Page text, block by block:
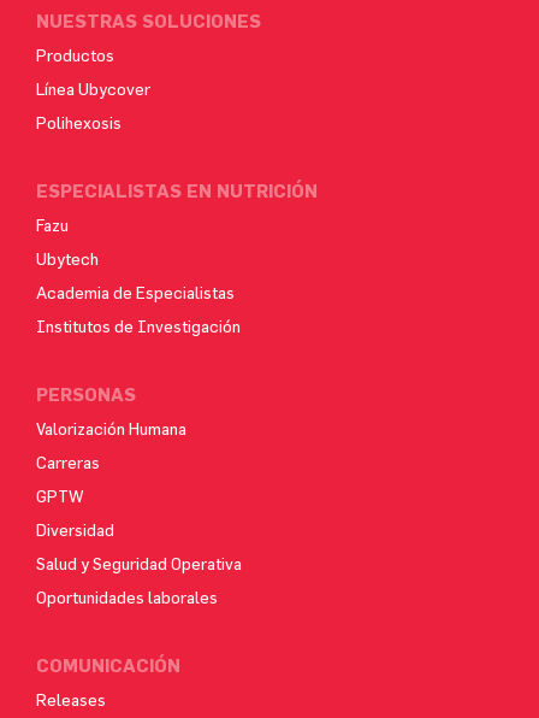
NUESTRAS SOLUCIONES
Productos
Línea Ubycover
Polihexosis
ESPECIALISTAS EN NUTRICIÓN
Fazu
Ubytech
Academia de Especialistas
Institutos de Investigación
PERSONAS
Valorización Humana
Carreras
GPTW
Diversidad
Salud y Seguridad Operativa
Oportunidades laborales
COMUNICACIÓN
Releases